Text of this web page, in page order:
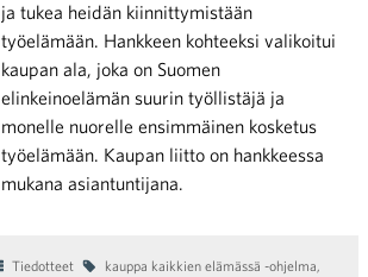
ja tukea heidän kiinnittymistään
työelämään. Hankkeen kohteeksi valikoitui
kaupan ala, joka on Suomen
elinkeinoelämän suurin työllistäjä ja
monelle nuorelle ensimmäinen kosketus
työelämään. Kaupan liitto on hankkeessa
mukana asiantuntijana.
Tiedotteet kauppa kaikkien elämässä -ohjelma,